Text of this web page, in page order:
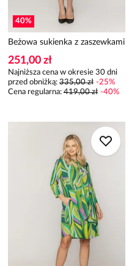
40%
Beżowa sukienka z zaszewkami
251,00 zł
Najniższa cena w okresie 30 dni
przed obniżką: 335,00 zł -25%
Cena regularna: 419,00 zł -40%